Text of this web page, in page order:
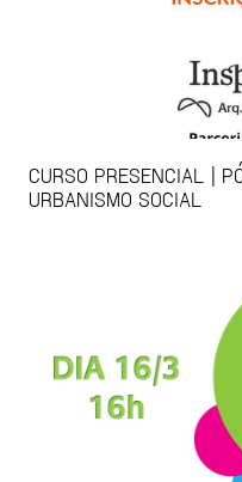
CURSO PRESENCIAL |
URBANISMO SOCIAL